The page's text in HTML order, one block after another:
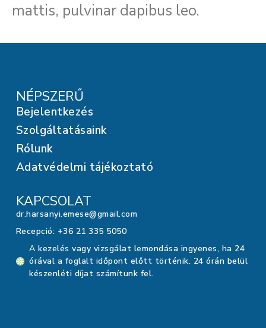
mattis, pulvinar dapibus leo.
NÉPSZERŰ
Bejelentkezés
Szolgáltatásaink
Rólunk
Adatvédelmi tájékoztató
KAPCSOLAT
dr.harsanyi.emese@gmail.com
Recepció: +36 21 335 5050
A kezelés vagy vizsgálat lemondása ingyenes, ha 24
órával a foglalt időpont előtt történik. 24 órán belül
készenléti díjat számítunk fel.